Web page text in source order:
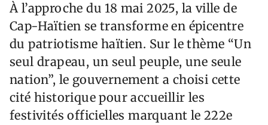
À l’approche du 18 mai 2025, la ville de
Cap-Haïtien se transforme en épicentre
du patriotisme haïtien. Sur le thème “Un
seul drapeau, un seul peuple, une seule
nation”, le gouvernement a choisi cette
cité historique pour accueillir les
festivités officielles marquant le 222e